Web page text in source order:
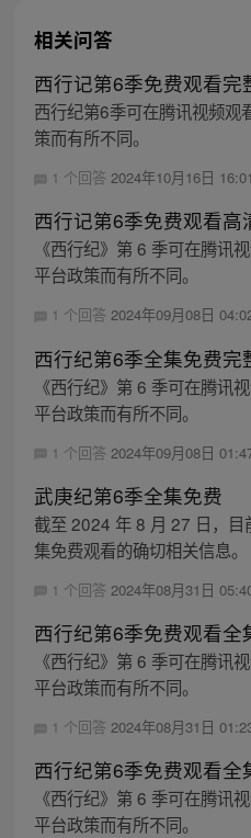
相关问答
西行记第6季免费观看完
西行纪第6季可在腾讯视频观
策而有所不同。
1 个回答 2024年10月16日 16:01
西行记第6季免费观看高
《西行纪》第 6 季可在腾讯
平台政策而有所不同。
1 个回答 2024年09月08日
西行纪第6季全集免费完
《西行纪》第 6 季可在腾讯
平台政策而有所不同。
1 个回答 2024年09月08日
武庚纪第6季全集免费
截至 2024 年 8 月 27 日，
集免费观看的确切相关信息。
1 个回答 2024年08月31日
西行纪第6季免费观看全
《西行纪》第 6 季可在腾讯
平台政策而有所不同。
1 个回答 2024年08月31日
西行纪第6季免费观看全
《西行纪》第 6 季可在腾讯
平台政策而有所不同。